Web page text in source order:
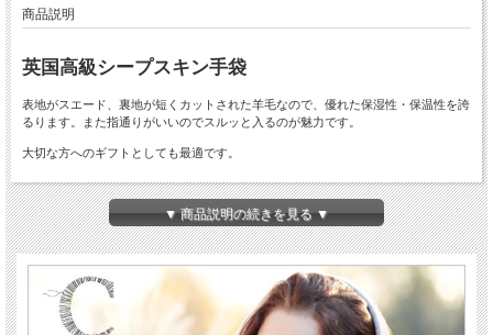
商品説明
英国高級シープスキン手袋
表地がスエード、裏地が短くカットされた羊毛なので、優れた保湿性・保温性を誇
るります。また指通りがいいのでスルッと入るのが魅力です。
大切な方へのギフトとしても最適です。
サイズについて
サイズは拳周りの数字を参考にします。手のひらのだいたい頭脳戦と感情線あたり
のラインを目安に横幅を測ってください。メジャーを手のひらに横に巻きつけて、
一周させて測ります。
サイズ；XSサイズ(18cm)、Sサイズ（19cm）、Mサイズ（20cm）、Lサ
イズ(21.5cm)、XLサイズ(23-24cm)
カラー：ブラック、モカ、スパイス
▼ 商品説明の続きを見る ▼